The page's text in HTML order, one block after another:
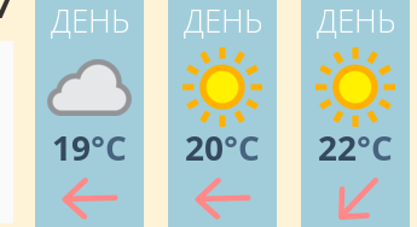
ДЕНЬ
19°C
ДЕНЬ
20°C
ДЕНЬ
22°C